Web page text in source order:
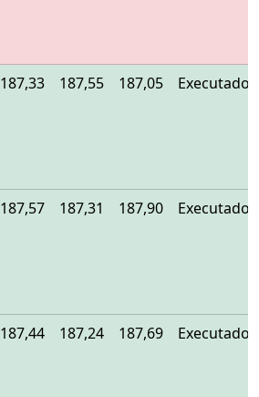
187,33 187,55 187,05 Executado
187,57 187,31 187,90 Executado
187,44 187,24 187,69 Executado